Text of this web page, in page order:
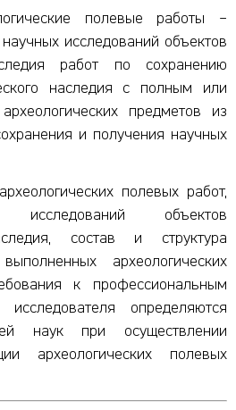
полевые работы –
исследований объектов
работ по сохранению
наследия с полным или
предметов из
и получения научных
полевых работ,
объектов
состав и структура
археологических
к профессиональным
определяются
наук при осуществлении
археологических полевых